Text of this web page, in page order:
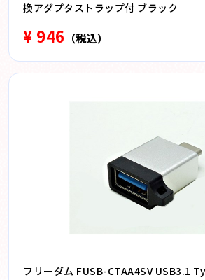
換アダプタストラップ付 ブラック
¥ 946 （税込）
フリーダム FUSB-CTAA4SV USB3.1